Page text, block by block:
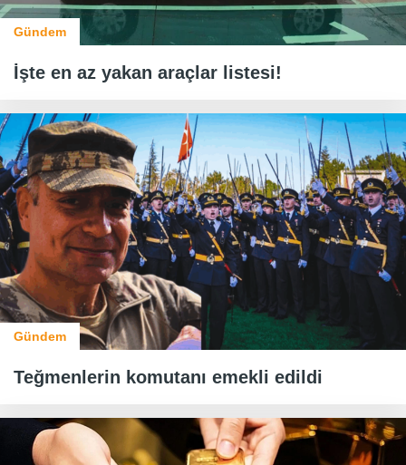
Gündem
İşte en az yakan araçlar listesi!
Gündem
Teğmenlerin komutanı emekli edildi